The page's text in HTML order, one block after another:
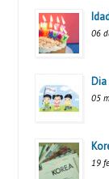
06
05
19